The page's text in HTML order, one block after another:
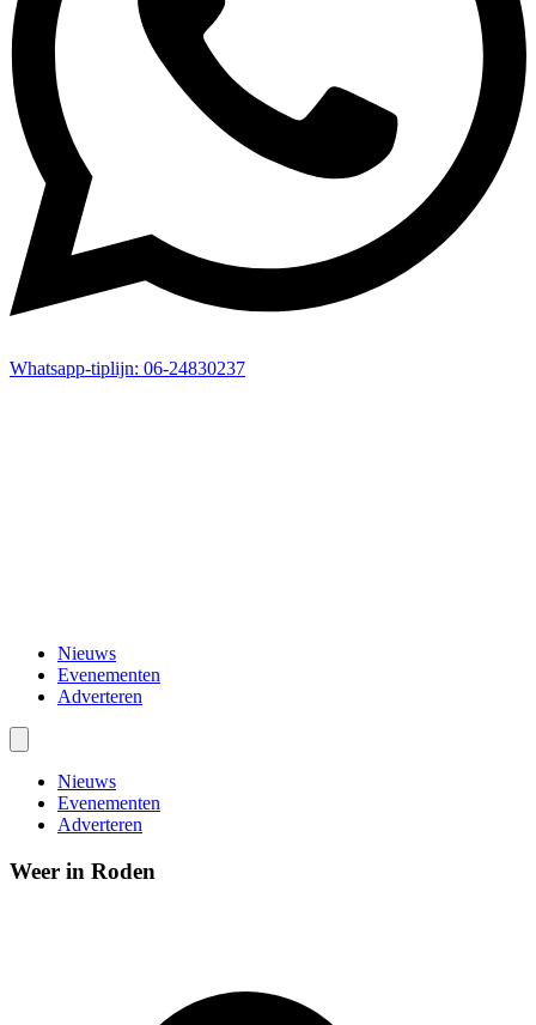
Whatsapp-tiplijn: 06-24830237
Nieuws
Evenementen
Adverteren
Nieuws
Evenementen
Adverteren
Weer in Roden